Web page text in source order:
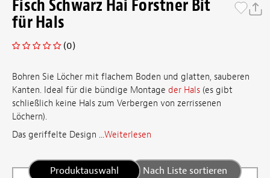
Fisch Schwarz Hai Forstner Bit
für Hals
(0)
Bohren Sie Löcher mit flachem Boden und glatten, sauberen
Kanten. Ideal für die bündige Montage der Hals (es gibt
schließlich keine Hals zum Verbergen von zerrissenen
Löchern).
Das geriffelte Design ...Weiterlesen
Produktauswahl Nach Liste sortieren